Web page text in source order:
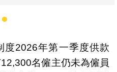
2
度2026年第一季度供款
名僱主仍未為僱員